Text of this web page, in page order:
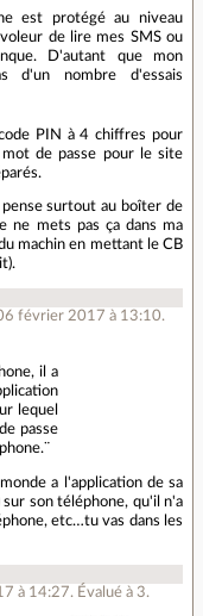
est protégé au niveau
de lire mes SMS ou
D'autant que mon
d'un nombre d'essais
PIN à 4 chiffres pour
de passe pour le site
surtout au boîter de
ne mets pas ça dans ma
machin en mettant le CB
février 2017 à 13:10.
il a
lequel
passe
a l'application de sa
sur son téléphone, qu'il n'a
etc…tu vas dans les
à 14:27. Évalué à 3.